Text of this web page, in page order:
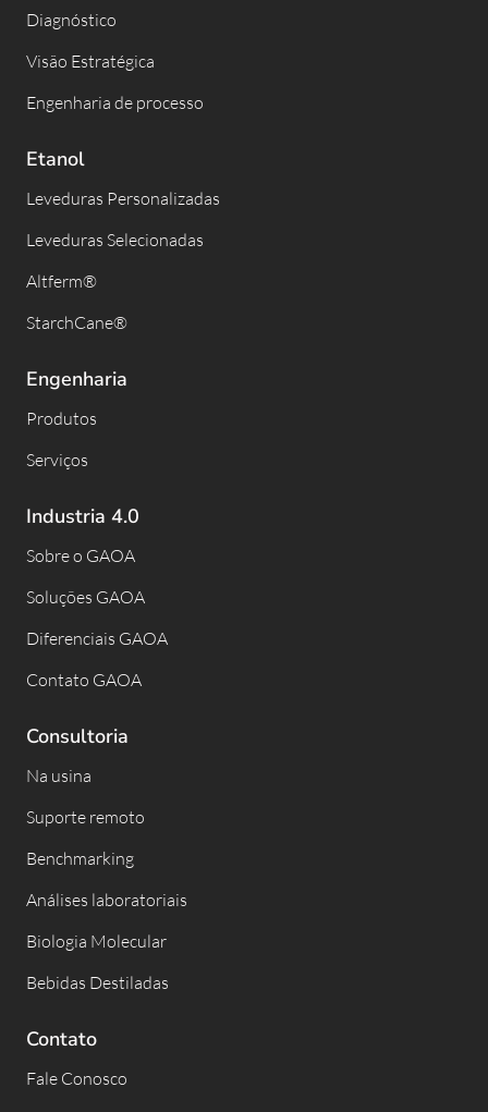
Diagnóstico
Visão Estratégica
Engenharia de processo
Etanol
Leveduras Personalizadas
Leveduras Selecionadas
Altferm®
StarchCane®
Engenharia
Produtos
Serviços
Industria 4.0
Sobre o GAOA
Soluções GAOA
Diferenciais GAOA
Contato GAOA
Consultoria
Na usina
Suporte remoto
Benchmarking
Análises laboratoriais
Biologia Molecular
Bebidas Destiladas
Contato
Fale Conosco